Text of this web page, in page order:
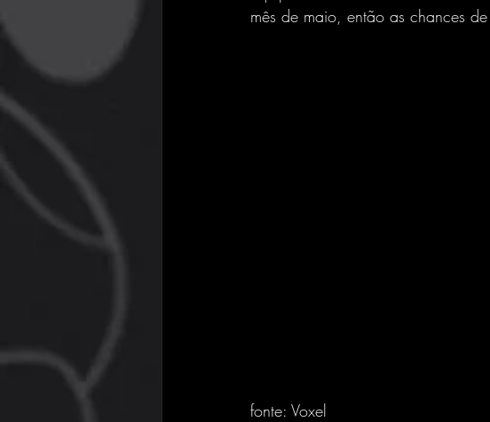
mês de maio, então as chances
fonte: Voxel